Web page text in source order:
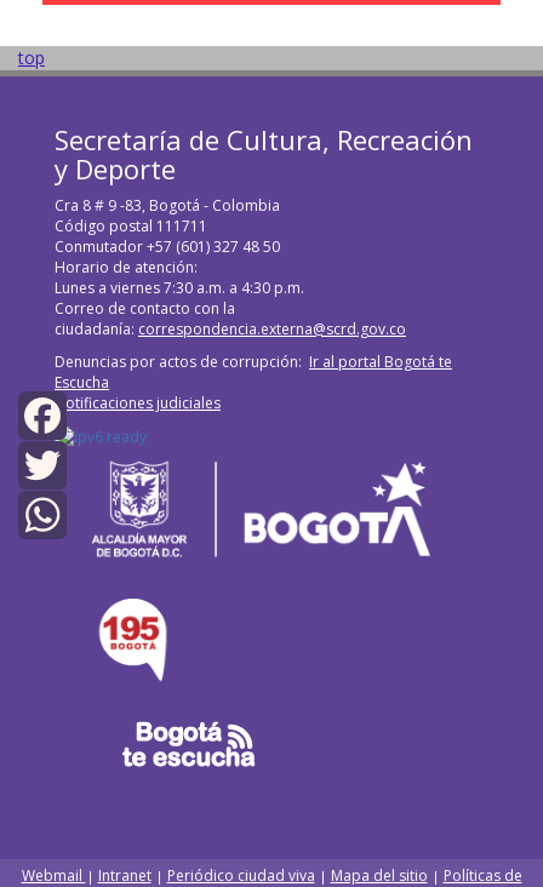
Facebook
Twitter
WhatsApp
top
Secretaría de Cultura, Recreación
y Deporte
Cra 8 # 9 -83, Bogotá - Colombia
Código postal 111711
Conmutador +57 (601) 327 48 50
Horario de atención:
Lunes a viernes 7:30 a.m. a 4:30 p.m.
Correo de contacto con la
ciudadanía: correspondencia.externa@scrd.gov.co
Denuncias por actos de corrupción: Ir al portal Bogotá te
Escucha
Notificaciones judiciales
Webmail | Intranet| Periódico ciudad viva | Mapa del sitio | Políticas de